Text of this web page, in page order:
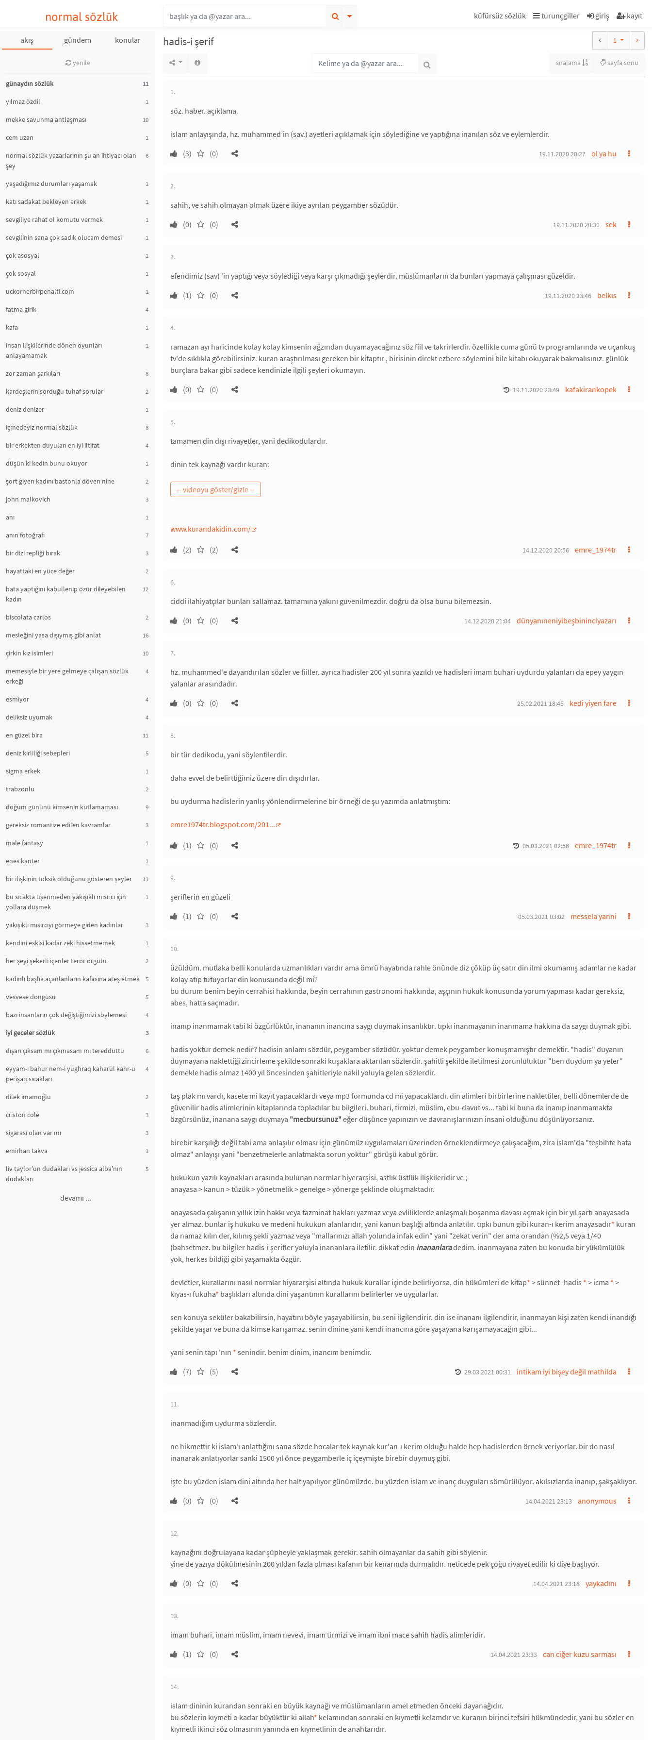
normal sözlük küfürsüz sözlük turunçgiller giriş kayıt
akış gündem konular
yenile
günaydın sözlük 11
yılmaz özdil 1
mekke savunma antlaşması 10
cem uzan 1
normal sözlük yazarlarının şu an ihtiyacı olan
şey
6
yaşadığımız durumları yaşamak 1
katı sadakat bekleyen erkek 1
sevgiliye rahat ol komutu vermek 1
sevgilinin sana çok sadık olucam demesi 1
çok asosyal 1
çok sosyal 1
uckornerbirpenalti.com 1
fatma girik 4
kafa 1
insan ilişkilerinde dönen oyunları
anlayamamak
1
zor zaman şarkıları 8
kardeşlerin sorduğu tuhaf sorular 2
deniz denizer 1
içmedeyiz normal sözlük 8
bir erkekten duyulan en iyi iltifat 4
düşün ki kedin bunu okuyor 1
şort giyen kadını bastonla döven nine 2
john malkovich 3
anı 1
anın fotoğrafı 7
bir dizi repliği bırak 3
hayattaki en yüce değer 2
hata yaptığını kabullenip özür dileyebilen
kadın
12
biscolata carlos 2
mesleğini yasa dışıymış gibi anlat 16
çirkin kız isimleri 10
memesiyle bir yere gelmeye çalışan sözlük
erkeği
4
esmiyor 4
deliksiz uyumak 4
en güzel bira 11
deniz kirliliği sebepleri 5
sigma erkek 1
trabzonlu 2
doğum gününü kimsenin kutlamaması 9
gereksiz romantize edilen kavramlar 3
male fantasy 1
enes kanter 1
bir ilişkinin toksik olduğunu gösteren şeyler 11
bu sıcakta üşenmeden yakışıklı mısırcı için
yollara düşmek
1
yakışıklı mısırcıyı görmeye giden kadınlar 3
kendini eskisi kadar zeki hissetmemek 1
her şeyi şekerli içenler terör örgütü 2
kadınlı başlık açanlanların kafasına ateş etmek 5
vesvese döngüsü 5
bazı insanların çok değiştiğimizi söylemesi 4
iyi geceler sözlük 3
dışarı çıksam mı çıkmasam mı tereddüttü 6
eyyam-ı bahur nem-i yughraq kaharül kahr-u
perişan sıcakları
4
dilek imamoğlu 2
criston cole 3
sigarası olan var mı 3
emirhan takva 1
liv taylor’un dudakları vs jessica alba’nın
dudakları
5
devamı ...
hadis-i şerif 1
sıralama sayfa sonu
1.
söz. haber. açıklama.
islam anlayışında, hz. muhammed’in (sav.) ayetleri açıklamak için söylediğine ve yaptığına inanılan söz ve eylemlerdir.
(3)
(0) ol ya hu
19.11.2020 20:27
2.
sahih, ve sahih olmayan olmak üzere ikiye ayrılan peygamber sözüdür.
(0)
(0) sek
19.11.2020 20:30
3.
efendimiz (sav) 'in yaptığı veya söylediği veya karşı çıkmadığı şeylerdir. müslümanların da bunları yapmaya çalışması güzeldir.
(1)
(0) belkıs
19.11.2020 23:46
4.
ramazan ayı haricinde kolay kolay kimsenin ağzından duyamayacağınız söz fiil ve takrirlerdir. özellikle cuma günü tv programlarında ve uçankuş
tv'de sıklıkla görebilirsiniz. kuran araştırılması gereken bir kitaptır , birisinin direkt ezbere söylemini bile kitabı okuyarak bakmalısınız. günlük
burçlara bakar gibi sadece kendinizle ilgili şeyleri okumayın.
(0)
(0) kafakirankopek
19.11.2020 23:49
5.
tamamen din dışı rivayetler, yani dedikodulardır.
dinin tek kaynağı vardır kuran:
www.kurandakidin.com/
(2) (2) emre_1974tr
14.12.2020 20:56
6.
ciddi ilahiyatçılar bunları sallamaz. tamamına yakını guvenilmezdir. doğru da olsa bunu bilemezsin.
(0)
(0) dünyanıneniyibeşbininciyazarı
14.12.2020 21:04
7.
hz. muhammed'e dayandırılan sözler ve fiiller. ayrıca hadisler 200 yıl sonra yazıldı ve hadisleri imam buhari uydurdu yalanları da epey yaygın
yalanlar arasındadır.
(0)
(0) kedi yiyen fare
25.02.2021 18:45
8.
bir tür dedikodu, yani söylentilerdir.
daha evvel de belirttiğimiz üzere din dışıdırlar.
bu uydurma hadislerin yanlış yönlendirmelerine bir örneği de şu yazımda anlatmıştım:
emre1974tr.blogspot.com/201...
(1) (0) emre_1974tr
05.03.2021 02:58
9.
şeriflerin en güzeli
(1)
(0) messela yanni
05.03.2021 03:02
10.
üzüldüm. mutlaka belli konularda uzmanlıkları vardır ama ömrü hayatında rahle önünde diz çöküp üç satır din ilmi okumamış adamlar ne kadar
kolay atıp tutuyorlar din konusunda değil mi?
bu durum benim beyin cerrahisi hakkında, beyin cerrahının gastronomi hakkında, aşçının hukuk konusunda yorum yapması kadar gereksiz,
abes, hatta saçmadır.
inanıp inanmamak tabi ki özgürlüktür, inananın inancına saygı duymak insanlıktır. tıpkı inanmayanın inanmama hakkına da saygı duymak gibi.
hadis yoktur demek nedir? hadisin anlamı sözdür, peygamber sözüdür. yoktur demek peygamber konuşmamıştır demektir. "hadis" duyanın
duymayana naklettiği zincirleme şekilde sonraki kuşaklara aktarılan sözlerdir. şahitli şekilde iletilmesi zorunluluktur "ben duydum ya yeter"
demekle hadis olmaz 1400 yıl öncesinden şahitleriyle nakil yoluyla gelen sözlerdir.
taş plak mı vardı, kasete mi kayıt yapacaklardı veya mp3 formunda cd mi yapacaklardı. din alimleri birbirlerine naklettiler, belli dönemlerde de
güvenilir hadis alimlerinin kitaplarında topladılar bu bilgileri. buhari, tirmizi, müslim, ebu-davut vs... tabi ki buna da inanıp inanmamakta
özgürsünüz, inanana saygı duymaya "mecbursunuz" eğer düşünce yapınızın ve davranışlarınızın insani olduğunu düşünüyorsanız.
birebir karşılığı değil tabi ama anlaşılır olması için günümüz uygulamaları üzerinden örneklendirmeye çalışacağım, zira islam'da "teşbihte hata
olmaz" anlayışı yani "benzetmelerle anlatmakta sorun yoktur" görüşü kabul görür.
hukukun yazılı kaynakları arasında bulunan normlar hiyerarşisi, astlık üstlük ilişkileridir ve ;
anayasa > kanun > tüzük > yönetmelik > genelge > yönerge şeklinde oluşmaktadır.
anayasada çalışanın yıllık izin hakkı veya tazminat hakları yazmaz veya evliliklerde anlaşmalı boşanma davası açmak için bir yıl şartı anayasada
yer almaz. bunlar iş hukuku ve medeni hukukun alanlarıdır, yani kanun başlığı altında anlatılır. tıpkı bunun gibi kuran-ı kerim anayasadır* kuran
da namaz kılın der, kılınış şekli yazmaz veya "mallarınızı allah yolunda infak edin" yani "zekat verin" der ama orandan (%2,5 veya 1/40
)bahsetmez. bu bilgiler hadis-i şerifler yoluyla inananlara iletilir. dikkat edin inananlaradedim. inanmayana zaten bu konuda bir yükümlülük
yok, herkes bildiği gibi yaşamakta özgür.
devletler, kurallarını nasıl normlar hiyararşisi altında hukuk kurallar içinde belirliyorsa, din hükümleri de kitap* > sünnet -hadis * > icma * >
kıyas-ı fukuha* başlıkları altında dini yaşantının kurallarını belirlerler ve uygularlar.
sen konuya seküler bakabilirsin, hayatını böyle yaşayabilirsin, bu seni ilgilendirir. din ise inananı ilgilendirir, inanmayan kişi zaten kendi inandığı
şekilde yaşar ve buna da kimse karışamaz. senin dinine yani kendi inancına göre yaşayana karışamayacağın gibi...
yani senin tapı 'nın * senindir. benim dinim, inancım benimdir.
(7)
(5) intikam iyi bişey değil mathilda
29.03.2021 00:31
11.
inanmadığım uydurma sözlerdir.
ne hikmettir ki islam'ı anlattığını sana sözde hocalar tek kaynak kur'an-ı kerim olduğu halde hep hadislerden örnek veriyorlar. bir de nasıl
inanarak anlatıyorlar sanki 1500 yıl önce peygamberle iç içeymişte birebir duymuş gibi.
işte bu yüzden islam dini altında her halt yapılıyor günümüzde. bu yüzden islam ve inanç duyguları sömürülüyor. akılsızlarda inanıp, şakşaklıyor.
(0)
(0) anonymous
14.04.2021 23:13
12.
kaynağını doğrulayana kadar şüpheyle yaklaşmak gerekir. sahih olmayanlar da sahih gibi söylenir.
yine de yazıya dökülmesinin 200 yıldan fazla olması kafanın bir kenarında durmalıdır. neticede pek çoğu rivayet edilir ki diye başlıyor.
(0)
(0) yaykadını
14.04.2021 23:18
13.
imam buhari, imam müslim, imam nevevi, imam tirmizi ve imam ibni mace sahih hadis alimleridir.
(1)
(0) can ciğer kuzu sarması
14.04.2021 23:33
14.
islam dininin kurandan sonraki en büyük kaynağı ve müslümanların amel etmeden önceki dayanağıdır.
bu sözlerin kıymeti o kadar büyüktür ki allah* kelamından sonraki en kıymetli kelamdır ve kuranın birinci tefsiri hükmündedir, yani bu sözler en
kıymetli ikinci söz olmasının yanında en kıymetlinin de anahtarıdır.